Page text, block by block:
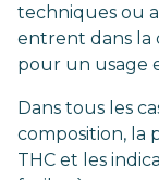
techniques ou
entrent dans la
pour un usage
Dans tous les
composition, la
THC et les